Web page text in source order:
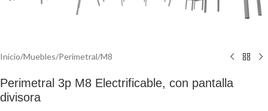
Inicio/Muebles/Perimetral/M8
Perimetral 3p M8 Electrificable, con pantalla
divisora